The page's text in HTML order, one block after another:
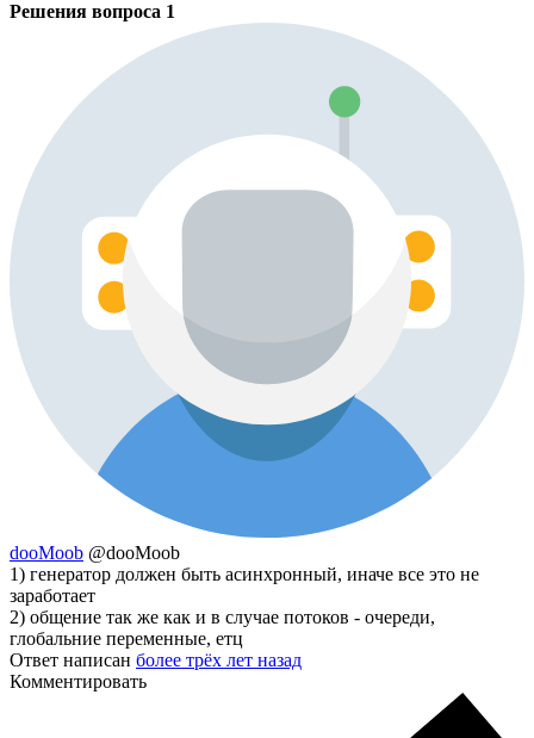
Решения вопроса 1
dooMoob @dooMoob
1) генератор должен быть асинхронный, иначе все это не
заработает
2) общение так же как и в случае потоков - очереди,
глобальние переменные, етц
Ответ написан более трёх лет назад
Комментировать